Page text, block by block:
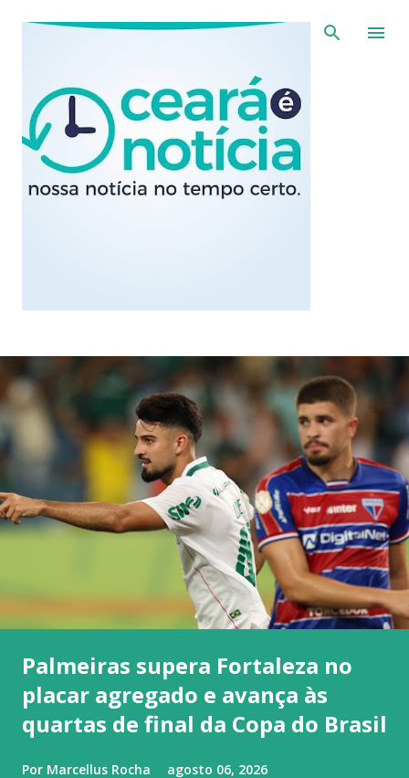
Pular para o conteúdo principal
Palmeiras supera Fortaleza no
placar agregado e avança às
quartas de final da Copa do Brasil
Por Marcellus Rocha agosto 06, 2026